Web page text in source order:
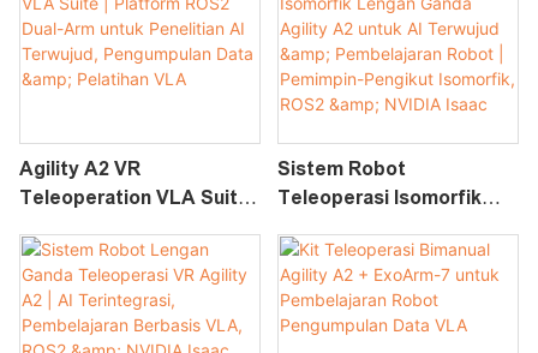
Pengikut Untuk Penelitian
AI Terwujud,
Pembelajaran Robot,
Yang Dapat Dipakai Untuk
Penelitian AI Terintegrasi,
Pembelajaran Robot, Dan
Validasi POC Cepat
Agility A2 VR
Teleoperation VLA Suite |
Untuk Penelitian AI
Terwujud, Pengumpulan
Data & Pelatihan VLA
Sistem Robot
Teleoperasi Isomorfik
Untuk AI Terwujud &
Pembelajaran Robot |
Pemimpin-Pengikut
Isomorfik, ROS2 & NVIDIA